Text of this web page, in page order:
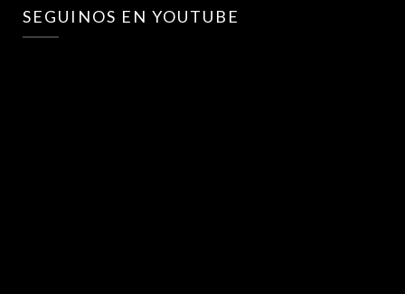
SEGUINOS EN YOUTUBE